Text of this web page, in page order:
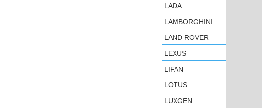
LADA
LAMBORGHINI
LAND ROVER
LEXUS
LIFAN
LOTUS
LUXGEN